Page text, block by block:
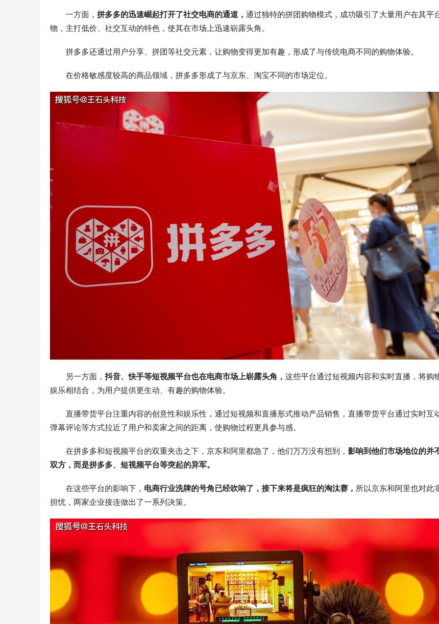
一方面， 拼多多的迅速崛起打开了社交电商的通道， 通过独特的拼团购物模式，成功吸引了大量用户在其平
物，主打低价、社交互动的特色，使其在市场上迅速崭露头角。
拼多多还通过用户分享、拼团等社交元素，让购物变得更加有趣，形成了与传统电商不同的购物体验。
在价格敏感度较高的商品领域，拼多多形成了与京东、淘宝不同的市场定位。
另一方面， 抖音、快手等短视频平台也在电商市场上崭露头角， 这些平台通过短视频内容和实时直播，将购
娱乐相结合，为用户提供更生动、有趣的购物体验。
直播带货平台注重内容的创意性和娱乐性，通过短视频和直播形式推动产品销售，直播带货平台通过实时互
弹幕评论等方式拉近了用户和卖家之间的距离，使购物过程更具参与感。
在拼多多和短视频平台的双重夹击之下，京东和阿里都急了，他们万万没有想到， 影响到他们市场地位的并
双方，而是拼多多、短视频平台等突起的异军。
在这些平台的影响下， 电商行业洗牌的号角已经吹响了，接下来将是疯狂的淘汰赛， 所以京东和阿里也对此
担忧，两家企业接连做出了一系列决策。